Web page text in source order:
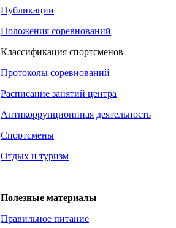
Публикации
Положения соревнований
Классификация спортсменов
Протоколы соревнований
Расписание занятий центра
Антикоррупционнная деятельность
Спортсмены
Отдых и туризм
Полезные материалы
Правильное питание